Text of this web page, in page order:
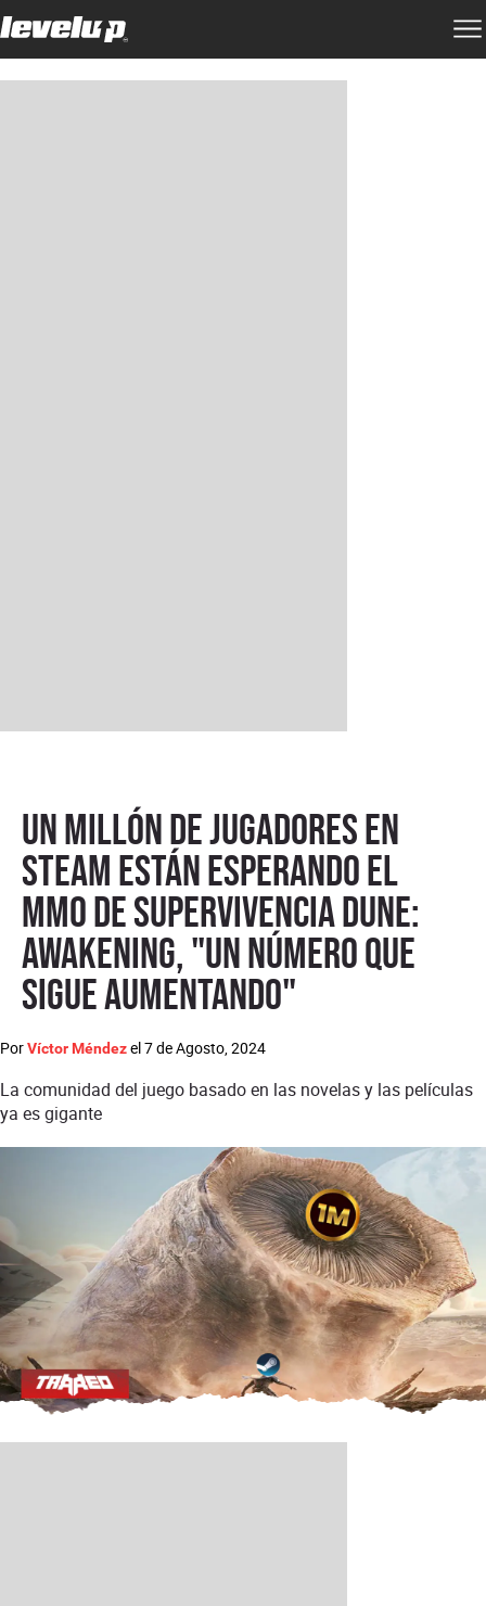
Un millón de jugadores en
STEAM están esperando el
MMO de supervivencia Dune:
Awakening, "un número que
sigue aumentando"
PorVíctor Méndezel7 de Agosto, 2024
La comunidad del juego basado en las novelas y las películas
ya es gigante